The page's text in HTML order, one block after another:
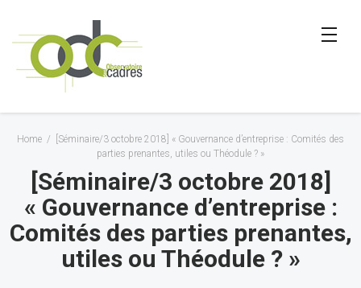
Home /
[Séminaire/3 octobre 2018] « Gouvernance d’entreprise : Comités des
parties prenantes, utiles ou Théodule ? »
[Séminaire/3 octobre 2018]
« Gouvernance d’entreprise :
Comités des parties prenantes,
utiles ou Théodule ? »